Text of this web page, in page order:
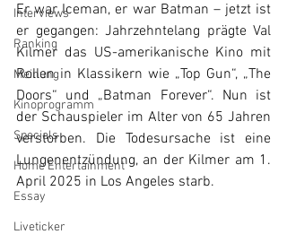
Interviews
Ranking
Meinung
Kinoprogramm
Specials
Home Entertainment
Essay
Liveticker
Er war Iceman, er war Batman – jetzt ist
er gegangen: Jahrzehntelang prägte Val
Kilmer das US-amerikanische Kino mit
Rollen in Klassikern wie „Top Gun“, „The
Doors“ und „Batman Forever“. Nun ist
der Schauspieler im Alter von 65 Jahren
verstorben. Die Todesursache ist eine
Lungenentzündung, an der Kilmer am 1.
April 2025 in Los Angeles starb.